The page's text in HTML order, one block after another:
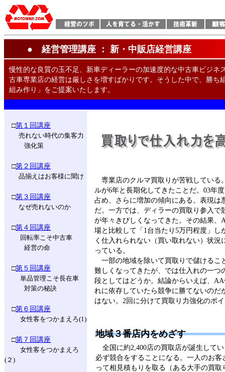
● 経営管理講座 ： 新・中販店経営講座
慢性的な良質の玉不足、新車ディーラーの加速度的な中古車ビジネ
古車専業店の経営は厳しさを増すばかりです。そうした中で、勝ち
組み作り」をご提案いたします。
□第１回講座
売れない時代の集客力
強化策
□第２回講座
品揃えはお客様に聞け
□第３回講座
なぜ売れないのか
□第４回講座
回転率こそ中古車
経営の命
□第５回講座
単品管理こそ長在車
対策の秘訣
□第６回講座
女性客をつかまえろ(1)
□第７回講座
女性客をつかまえろ
(２)
専業店のクルマ買取りが苦戦している
ルが6年と長期化してきたことだ。03年
占め、さらに増加の傾向にある。表現
だ。一方では、ディラーの買取り参入で
が年々きびしくなってきた。その結果、
場と比較して「1台当たり5万円程度」し
く仕入れられない（買い取れない）状況
っている。
一部の地域を除いて買取りで儲けるこ
難しくなってきたが、では仕入れの一つ
段としてはどうか。結論からいえば、
れに依存していたら競争に勝てないの
はない。2回に分けて買取り力強化のポ
地域３番店内をめざす
全国に約2,400店の買取店が誕生して
必ず競合をすることになる。一人のお
って相見積もりを取る（ある大手の買